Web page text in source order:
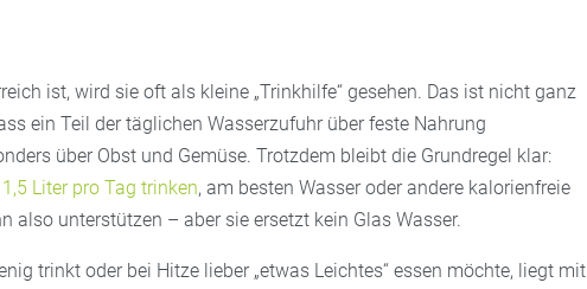
ist, wird sie oft als kleine „Trinkhilfe“ gesehen. Das ist nicht ganz
ein Teil der täglichen Wasserzufuhr über feste Nahrung
über Obst und Gemüse. Trotzdem bleibt die Grundregel klar:
1,5 Liter pro Tag trinken, am besten Wasser oder andere kalorienfreie
also unterstützen – aber sie ersetzt kein Glas Wasser.
trinkt oder bei Hitze lieber „etwas Leichtes“ essen möchte, liegt mit